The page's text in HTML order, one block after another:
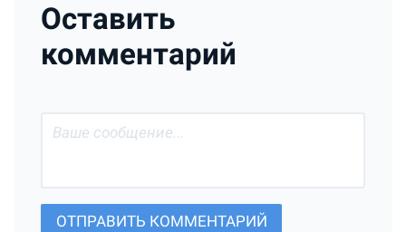
Оставить
комментарий
ОТПРАВИТЬ КОММЕНТАРИЙ